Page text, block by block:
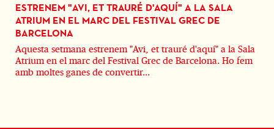
ESTRENEM "AVI, ET TRAURÉ D'AQUÍ" A LA SALA
ATRIUM EN EL MARC DEL FESTIVAL GREC DE
BARCELONA
Aquesta setmana estrenem "Avi, et trauré d'aquí" a la Sala
Atrium en el marc del Festival Grec de Barcelona. Ho fem
amb moltes ganes de convertir...